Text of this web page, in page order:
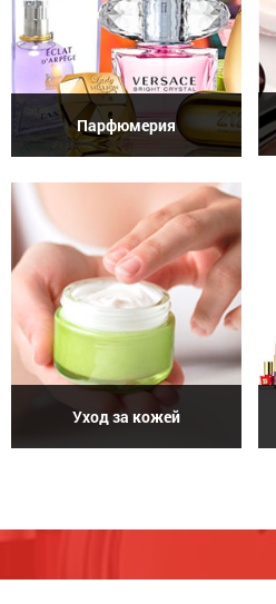
Парфюмерия
Уход за кожей